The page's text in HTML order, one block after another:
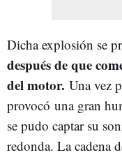
Dicha explosión se
después de que
del motor. Una vez
provocó una gran
se pudo captar su
redonda. La cadena